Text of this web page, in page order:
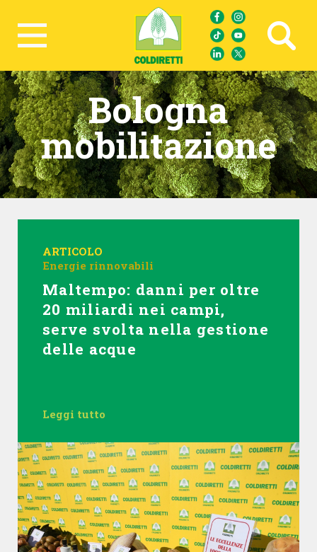
Ricerca avanzata
Bologna
mobilitazione
ARTICOLO
Energie rinnovabili
Maltempo: danni per oltre
20 miliardi nei campi,
serve svolta nella gestione
delle acque
Leggi tutto